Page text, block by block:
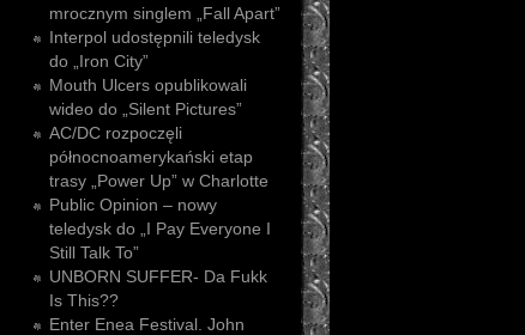
mrocznym singlem „Fall Apart”
Interpol udostępnili teledysk
do „Iron City”
Mouth Ulcers opublikowali
wideo do „Silent Pictures”
AC/DC rozpoczęli
północnoamerykański etap
trasy „Power Up” w Charlotte
Public Opinion – nowy
teledysk do „I Pay Everyone I
Still Talk To”
UNBORN SUFFER- Da Fukk
Is This??
Enter Enea Festival. John